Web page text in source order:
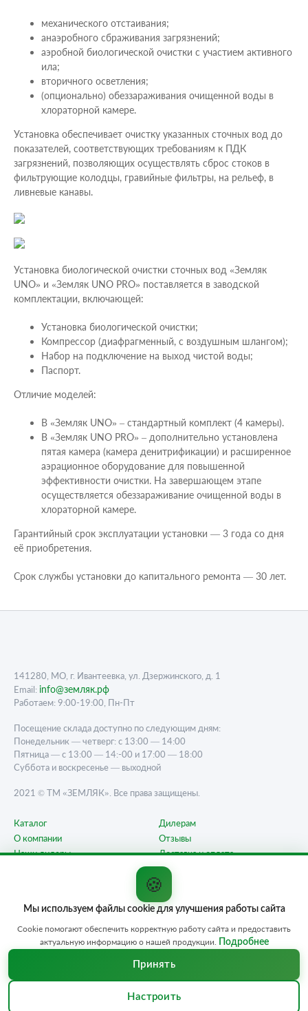
механического отстаивания;
анаэробного сбраживания загрязнений;
аэробной биологической очистки с участием активного
ила;
вторичного осветления;
(опционально) обеззараживания очищенной воды в
хлораторной камере.
Установка обеспечивает очистку указанных сточных вод до
показателей, соответствующих требованиям к ПДК
загрязнений, позволяющих осуществлять сброс стоков в
фильтрующие колодцы, гравийные фильтры, на рельеф, в
ливневые канавы.
Установка биологической очистки сточных вод «Земляк
UNO» и «Земляк UNO PRO» поставляется в заводской
комплектации, включающей:
Установка биологической очистки;
Компрессор (диафрагменный, с воздушным шлангом);
Набор на подключение на выход чистой воды;
Паспорт.
Отличие моделей:
В «Земляк UNO» – стандартный комплект (4 камеры).
В «Земляк UNO PRO» – дополнительно установлена
пятая камера (камера денитрификации) и расширенное
аэрационное оборудование для повышенной
эффективности очистки. На завершающем этапе
осуществляется обеззараживание очищенной воды в
хлораторной камере.
Гарантийный срок эксплуатации установки — 3 года со дня
её приобретения.
Срок службы установки до капитального ремонта — 30 лет.
141280, МО, г. Ивантеевка, ул. Дзержинского, д. 1
Email: info@земляк.рф
Работаем: 9:00-19:00, Пн-Пт
Посещение склада доступно по следующим дням:
Понедельник — четверг: с 13:00 — 14:00
Пятница — с 13:00 — 14:-00 и 17:00 — 18:00
Суббота и воскресенье — выходной
2021 © ТМ «ЗЕМЛЯК». Все права защищены.
Каталог
О компании
Наши дилеры
Дилерам
Отзывы
Доставка и оплата
Контакты
Любая информация, представленная на данном сайте, носит исключительно
офертой, определяемой положением статьи 437 ГК РФ. Отправляя сведения
через любую электронную форму на этом сайте, вы даёте согласие на
Cогласие на обработку персональных данных
🍪
Мы используем файлы cookie для улучшения работы сайта
Cookie помогают обеспечить корректную работу сайта и предоставить
актуальную информацию о нашей продукции.
Подробнее
Принять
Настроить